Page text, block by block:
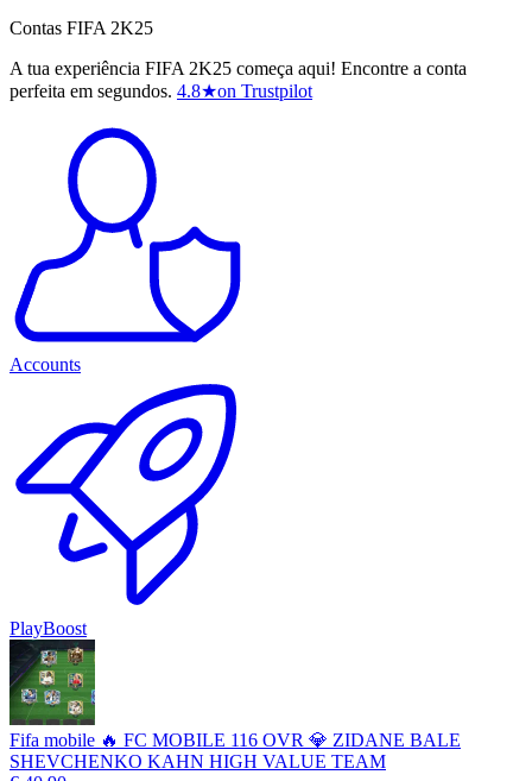
Contas FIFA 2K25
A tua experiência FIFA 2K25 começa aqui! Encontre a conta
perfeita em segundos. 4.8★on Trustpilot
Accounts
PlayBoost
Fifa mobile 🔥 FC MOBILE 116 OVR 💎 ZIDANE BALE
SHEVCHENKO KAHN HIGH VALUE TEAM